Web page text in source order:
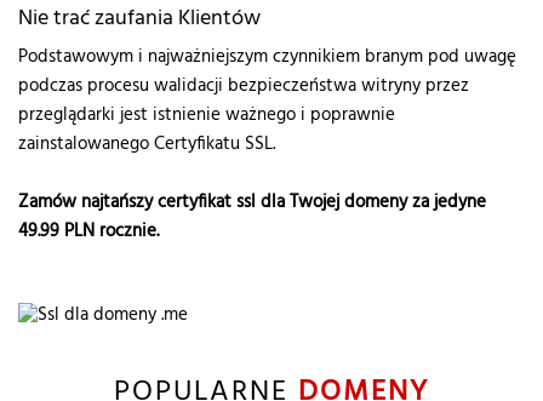
Nie trać zaufania Klientów
Podstawowym i najważniejszym czynnikiem branym pod uwagę
podczas procesu walidacji bezpieczeństwa witryny przez
przeglądarki jest istnienie ważnego i poprawnie
zainstalowanego Certyfikatu SSL.
Zamów najtańszy certyfikat ssl dla Twojej domeny za jedyne
49.99 PLN rocznie.